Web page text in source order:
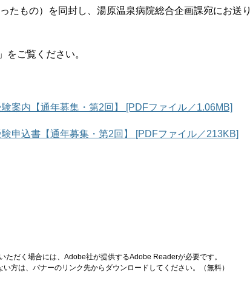
たもの）を同封し、湯原温泉病院総合企画課宛にお送り
ご覧ください。
案内【通年募集・第2回】 [PDFファイル／1.06MB]
申込書【通年募集・第2回】 [PDFファイル／213KB]
ただく場合には、Adobe社が提供するAdobe Readerが必要です。
方は、バナーのリンク先からダウンロードしてください。（無料）